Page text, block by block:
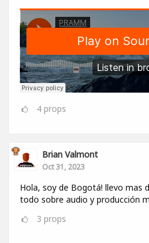
4 props
Brian Valmont
Oct 31, 2023
Hola, soy de Bogotá! llevo mas
todo sobre audio y producción
3 props